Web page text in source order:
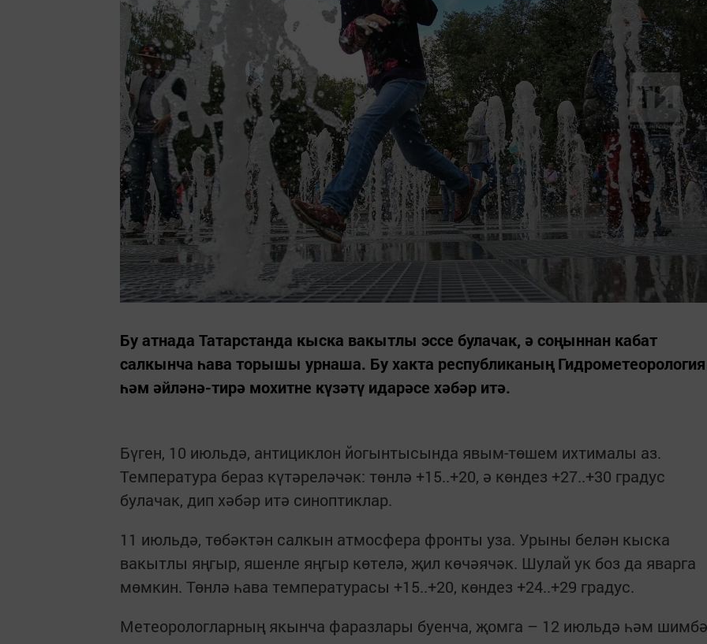
Бу атнада Татарстанда кыска вакытлы эссе булачак, ә соңыннан кабат
салкынча һава торышы урнаша. Бу хакта республиканың Гидрометеорология
һәм әйләнә-тирә мохитне күзәтү идарәсе хәбәр итә.
Бүген, 10 июльдә, антициклон йогынтысында явым-төшем ихтималы аз.
Температура бераз күтәреләчәк: төнлә +15..+20, ә көндез +27..+30 градус
булачак, дип хәбәр итә синоптиклар.
11 июльдә, төбәктән салкын атмосфера фронты уза. Урыны белән кыска
вакытлы яңгыр, яшенле яңгыр көтелә, җил көчәячәк. Шулай ук боз да яварга
мөмкин. Төнлә һава температурасы +15..+20, көндез +24..+29 градус.
Метеорологларның якынча фаразлары буенча, җомга – 12 июльдә һәм шимбә